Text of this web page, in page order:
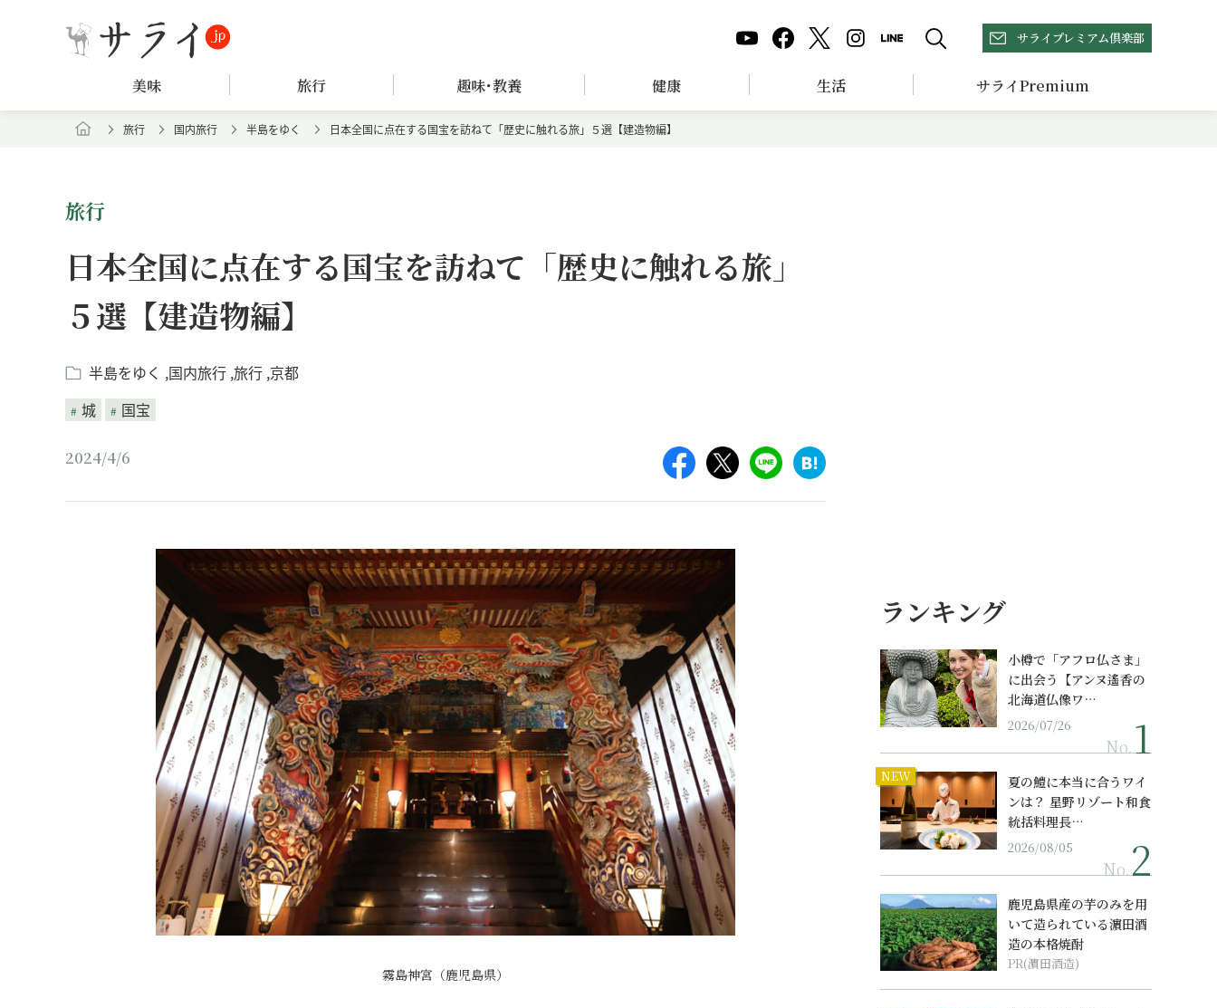
サライプレミアム倶楽部
美味 旅行 趣味･教養 健康 生活 サライPremium
旅行 国内旅行 半島をゆく 日本全国に点在する国宝を訪ねて「歴史に触れる旅」５選【建造物編】
旅行
日本全国に点在する国宝を訪ねて「歴史に触れる旅」
５選【建造物編】
半島をゆく 国内旅行 旅行 京都
城
国宝
2024/4/6
霧島神宮（鹿児島県）
ランキング
小樽で「アフロ仏さま」
に出会う【アンヌ遙香の
北海道仏像ワ…
2026/07/26
No.
NEW
夏の鱧に本当に合うワイ
ンは？ 星野リゾート和食
統括料理長…
2026/08/05
No.
鹿児島県産の芋のみを用
いて造られている濵田酒
造の本格焼酎
PR(濵田酒造)